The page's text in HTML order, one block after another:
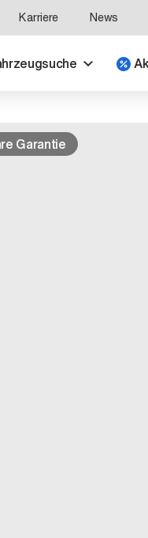
Karriere News
Garantie